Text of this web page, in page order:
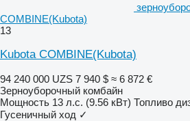
COMBINE(Kubota)
13
Kubota COMBINE(Kubota)
94 240 000 UZS 7 940 $ ≈ 6 872 €
Зерноуборочный комбайн
Мощность 13 л.с. (9.56 кВт) Топливо
Гусеничный ход ✓